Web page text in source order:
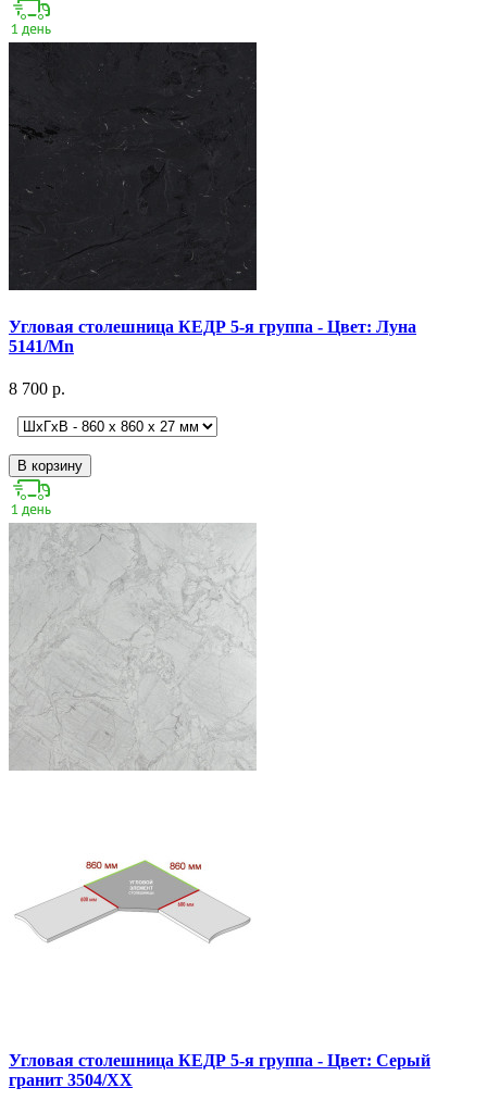
Угловая столешница КЕДР 5-я группа - Цвет: Луна
5141/Mn
8 700 р.
В корзину
Угловая столешница КЕДР 5-я группа - Цвет: Серый
гранит 3504/ХХ